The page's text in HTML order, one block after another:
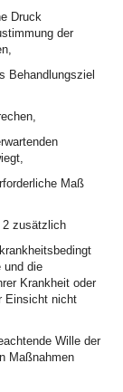
Druck
der
Behandlungsziel
Maß
2 zusätzlich
und die
Krankheit oder
Einsicht nicht
Wille der
Maßnahmen